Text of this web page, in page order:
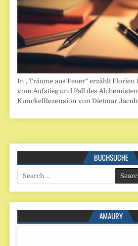
In „Träume aus Feuer“ erzählt Florien
vom Aufstieg und Fall des
KunckelRezension von Dietmar
BUCHSUCHE
Search
for:
AMAURY